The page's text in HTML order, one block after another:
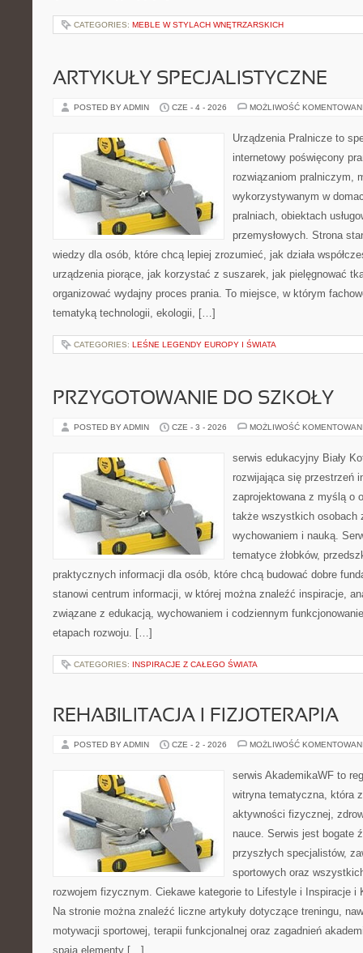
CATEGORIES: MEBLE W STYLACH WNĘTRZARSKICH
ARTYKUŁY SPECJALISTYCZNE
POSTED BY ADMIN CZE - 4 - 2026 MOŻLIWOŚĆ
Urządzenia Pralnicze to
internetowy poświęcony
rozwiązaniom pralniczym,
wykorzystywanym w
pralniach, obiektach
przemysłowych. Strona
wiedzy dla osób, które chcą lepiej zrozumieć, jak działa
urządzenia piorące, jak korzystać z suszarek, jak pielęgnować
organizować wydajny proces prania. To miejsce, w którym
tematyką technologii, ekologii, […]
CATEGORIES: LEŚNE LEGENDY EUROPY I ŚWIATA
PRZYGOTOWANIE DO SZKOŁY
POSTED BY ADMIN CZE - 3 - 2026 MOŻLIWOŚĆ
serwis edukacyjny Biały
rozwijająca się przestrzeń
zaprojektowana z myślą o
także wszystkich osobach
wychowaniem i nauką.
tematyce żłobków,
praktycznych informacji dla osób, które chcą budować dobre
stanowi centrum informacji, w której można znaleźć inspiracje,
związane z edukacją, wychowaniem i codziennym
etapach rozwoju. […]
CATEGORIES: INSPIRACJE Z CAŁEGO ŚWIATA
REHABILITACJA I FIZJOTERAPIA
POSTED BY ADMIN CZE - 2 - 2026 MOŻLIWOŚĆ
serwis AkademikaWF to
witryna tematyczna, która
aktywności fizycznej,
nauce. Serwis jest bogate
przyszłych specjalistów,
sportowych oraz
rozwojem fizycznym. Ciekawe kategorie to Lifestyle i Inspiracje i
Na stronie można znaleźć liczne artykuły dotyczące treningu,
motywacji sportowej, terapii funkcjonalnej oraz zagadnień
spaja elementy […]